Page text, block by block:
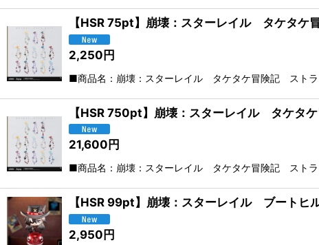
【HSR 75pt】崩壊：スターレイル タケタ
2,250円
■商品名：崩壊：スターレイル タケタケ冒険記 スト
【HSR 750pt】崩壊：スターレイル タケタ
21,600 円
■商品名：崩壊：スターレイル タケタケ冒険記 スト
【HSR 99pt】崩壊：スターレイル ブートヒ
2,950 円